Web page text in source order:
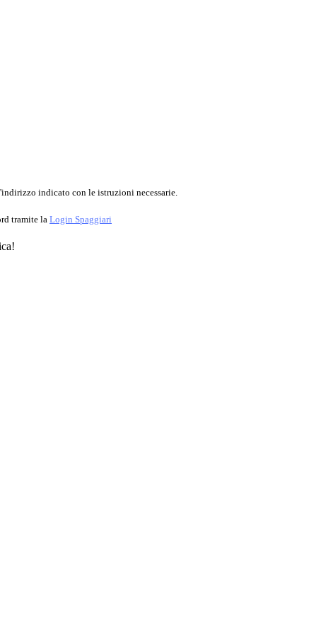
indicato con le istruzioni necessarie.
tramite la Login Spaggiari